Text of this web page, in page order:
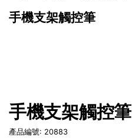
手機支架觸控筆
手機支架觸控筆
產品編號: 20883